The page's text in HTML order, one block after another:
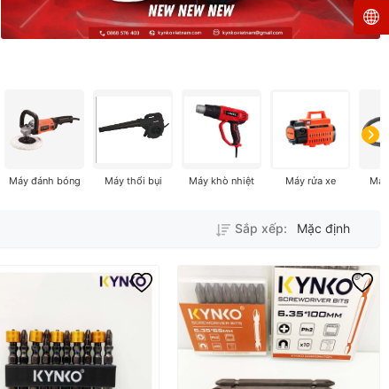
Máy đánh bóng Máy thổi bụi Máy khò nhiệt Máy rửa xe
Sắp xếp: Mặc định